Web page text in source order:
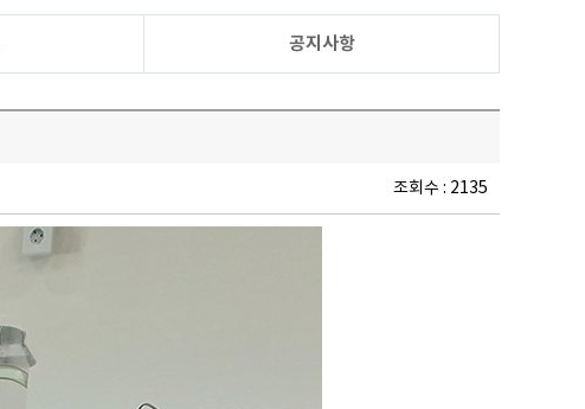
공지사항
조회수 : 2135